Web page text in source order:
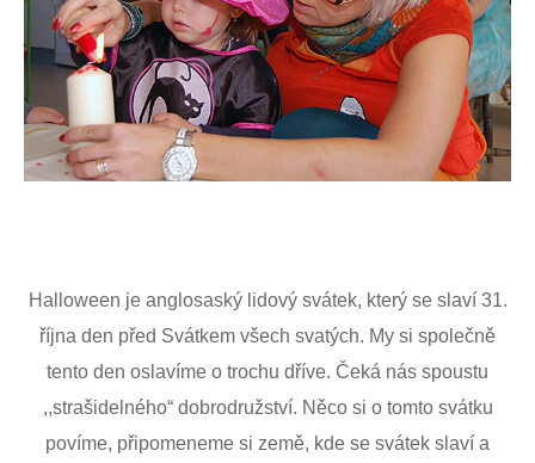
Halloween je anglosaský lidový svátek, který se slaví 31.
října den před Svátkem všech svatých. My si společně
tento den oslavíme o trochu dříve. Čeká nás spoustu
,,strašidelného“ dobrodružství. Něco si o tomto svátku
povíme, připomeneme si země, kde se svátek slaví a